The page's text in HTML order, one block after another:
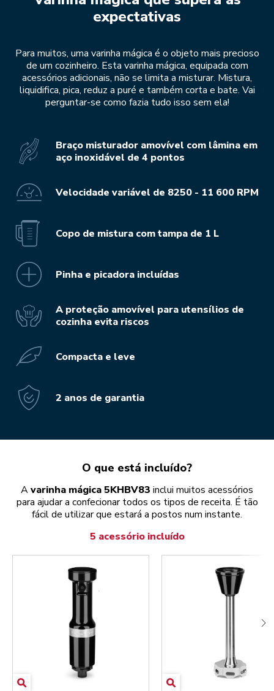
expectativas
Para muitos, uma varinha mágica é o objeto mais precioso
de um cozinheiro. Esta varinha mágica, equipada com
acessórios adicionais, não se limita a misturar. Mistura,
liquidifica, pica, reduz a puré e também corta e bate. Vai
perguntar-se como fazia tudo isso sem ela!
Braço misturador amovível com lâmina em
aço inoxidável de 4 pontos
Velocidade variável de 8250 - 11 600 RPM
Copo de mistura com tampa de 1 L
Pinha e picadora incluídas
A proteção amovível para utensílios de
cozinha evita riscos
Compacta e leve
2 anos de garantia
O que está incluído?
Avarinha mágica 5KHBV83 inclui muitos acessórios
para ajudar a confecionar todos os tipos de receita. É tão
fácil de utilizar que estará a postos num instante.
5 acessório incluído